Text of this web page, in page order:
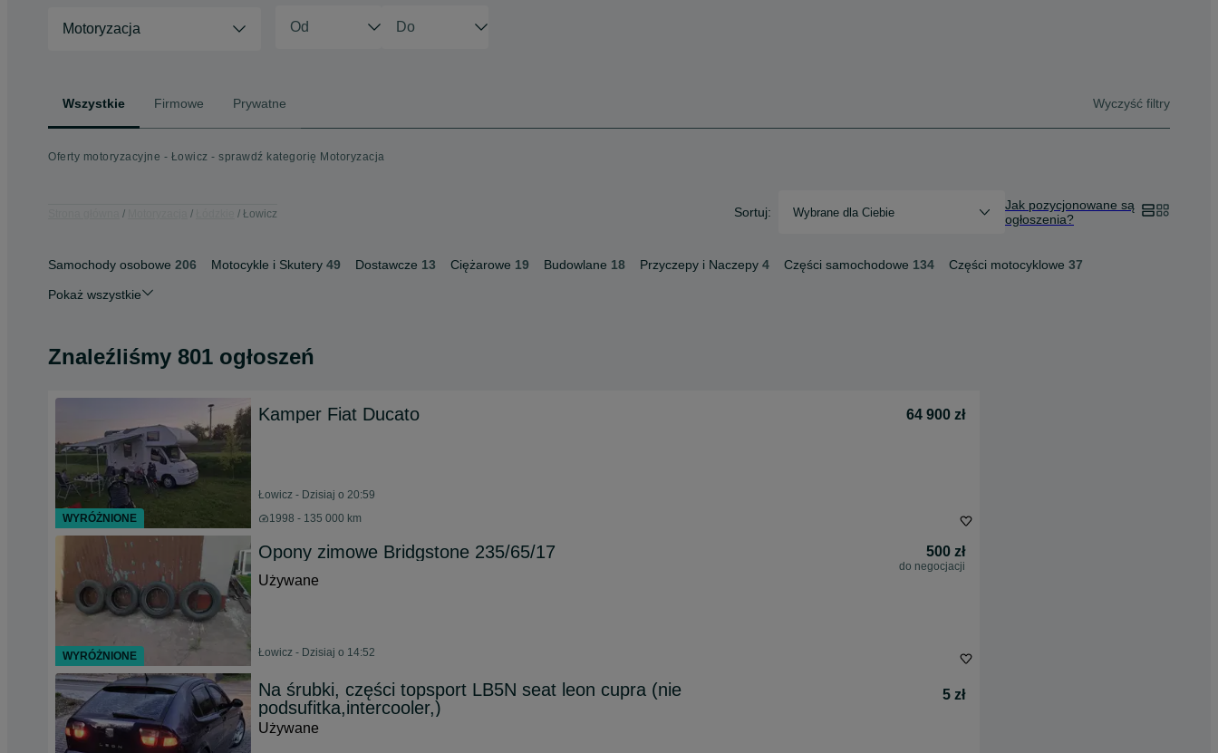
Motoryzacja
Wszystkie Firmowe Prywatne Wyczyść filtry
Oferty motoryzacyjne - Łowicz - sprawdź kategorię Motoryzacja
Łowicz Sortuj: Wybrane dla Ciebie
Jak pozycjonowane są
ogłoszenia?
Samochody osobowe 206 Motocykle i Skutery 49 Dostawcze 13 Ciężarowe 19 Budowlane 18 Przyczepy i Naczepy 4 Części samochodowe 134 Części motocyklowe 37
Pokaż wszystkie
Znaleźliśmy 801 ogłoszeń
Kamper Fiat Ducato 64 900 zł
Łowicz - Dzisiaj o 20:59
1998 - 135 000 km
Opony zimowe Bridgstone 235/65/17 500 zł
do negocjacji
Używane
Łowicz - Dzisiaj o 14:52
Na śrubki, części topsport LB5N seat leon cupra (nie
podsufitka,intercooler,)
5 zł
Używane
WYRÓŻNIONE
WYRÓŻNIONE